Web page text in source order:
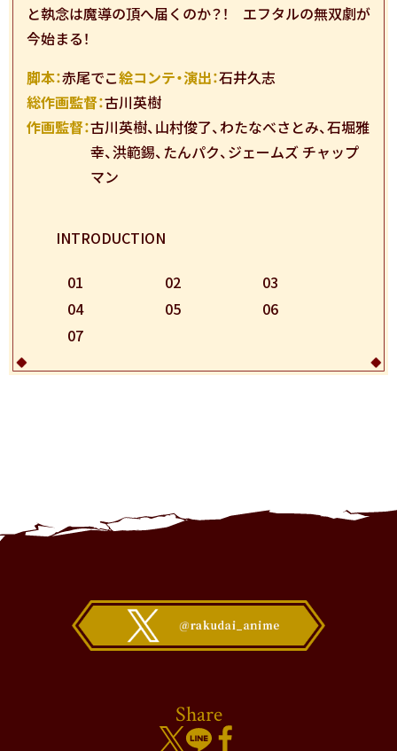
と執念は魔導の頂へ届くのか？！ エフタルの無双劇が
今始まる！
脚本：赤尾でこ絵コンテ・演出：石井久志
総作画監督：古川英樹
作画監督：古川英樹、 山村俊了、 わたなべさとみ、石堀雅
幸、洪範錫、 たんパク、 ジェームズ チャップ
マン
INTRODUCTION
01 02
03
04
05
06
07
Share